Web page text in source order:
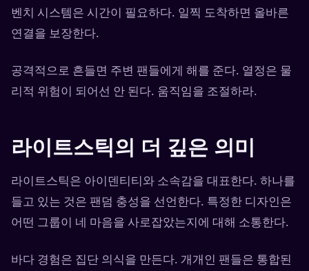
벤치 시스템은 시간이 필요하다. 일찍 도착하면 올바른
연결을 보장한다.
공격적으로 흔들면 주변 팬들에게 해를 준다. 열정은 물
리적 위험이 되어선 안 된다. 움직임을 조절하라.
라이트스틱의 더 깊은 의미
라이트스틱은 아이덴티티와 소속감을 대표한다. 하나를
들고 있는 것은 팬덤 충성을 선언한다. 특정한 디자인은
어떤 그룹이 네 마음을 사로잡았는지에 대해 소통한다.
바다 경험은 집단 의식을 만든다. 개개인 팬들은 통합된